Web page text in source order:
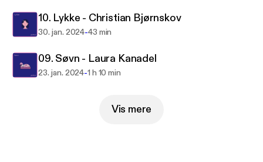
10. Lykke - Christian Bjørnskov
30. jan. 2024-43 min
09. Søvn - Laura Kanadel
23. jan. 2024-1 h 10 min
Vis mere